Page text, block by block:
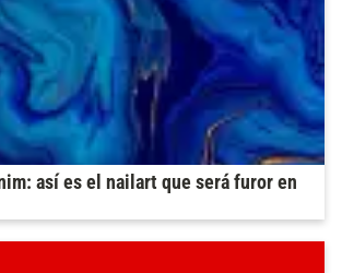
así es el nailart que será furor en